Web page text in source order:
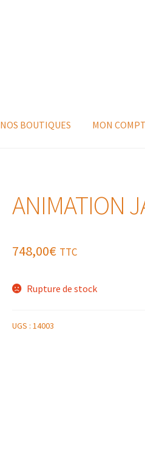
NOS BOUTIQUES MON
ANIMATION
748,00€ TTC
Rupture de stock
UGS : 14003